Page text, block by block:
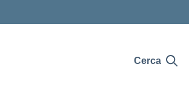
Cerca